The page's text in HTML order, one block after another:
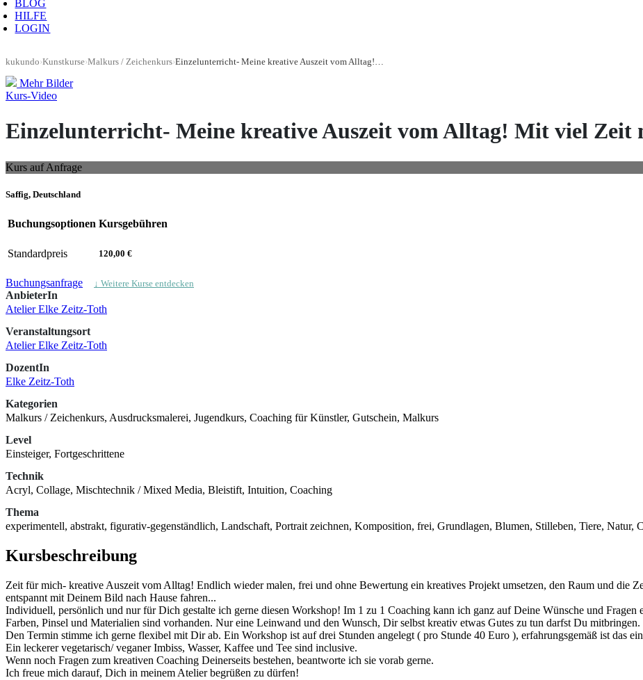
BLOG
HILFE
LOGIN
kukundo›Kunstkurse›Malkurs / Zeichenkurs› Einzelunterricht- Meine kreative Auszeit vom Alltag! Mit viel Zeit malst Du an Deinem Projekt
Mehr Bilder
Kurs-Video
Einzelunterricht- Meine kreative Auszeit vom Alltag! Mit viel Zeit
Kurs auf Anfrage
Saffig, Deutschland
Buchungsoptionen Kursgebühren
Standardpreis 120,00 €
Buchungsanfrage ↓ Weitere Kurse entdecken
AnbieterIn
Atelier Elke Zeitz-Toth
Veranstaltungsort
Atelier Elke Zeitz-Toth
DozentIn
Elke Zeitz-Toth
Kategorien
Malkurs / Zeichenkurs, Ausdrucksmalerei, Jugendkurs, Coaching für Künstler, Gutschein, Malkurs
Level
Einsteiger, Fortgeschrittene
Technik
Acryl, Collage, Mischtechnik / Mixed Media, Bleistift, Intuition, Coaching
Thema
experimentell, abstrakt, figurativ-gegenständlich, Landschaft, Portrait zeichnen, Komposition, frei, Grundlagen, Blumen, Stilleben, Tiere, Natur,
Kursbeschreibung
Zeit für mich- kreative Auszeit vom Alltag! Endlich wieder malen, frei und ohne Bewertung ein kreatives Projekt umsetzen, den Raum und die
entspannt mit Deinem Bild nach Hause fahren...
Individuell, persönlich und nur für Dich gestalte ich gerne diesen Workshop! Im 1 zu 1 Coaching kann ich ganz auf Deine Wünsche und
Farben, Pinsel und Materialien sind vorhanden. Nur eine Leinwand und den Wunsch, Dir selbst kreativ etwas Gutes zu tun darfst Du mitbringen.
Den Termin stimme ich gerne flexibel mit Dir ab. Ein Workshop ist auf drei Stunden angelegt ( pro Stunde 40 Euro ), erfahrungsgemäß ist das
Ein leckerer vegetarisch/ veganer Imbiss, Wasser, Kaffee und Tee sind inclusive.
Wenn noch Fragen zum kreativen Coaching Deinerseits bestehen, beantworte ich sie vorab gerne.
Ich freue mich darauf, Dich in meinem Atelier begrüßen zu dürfen!